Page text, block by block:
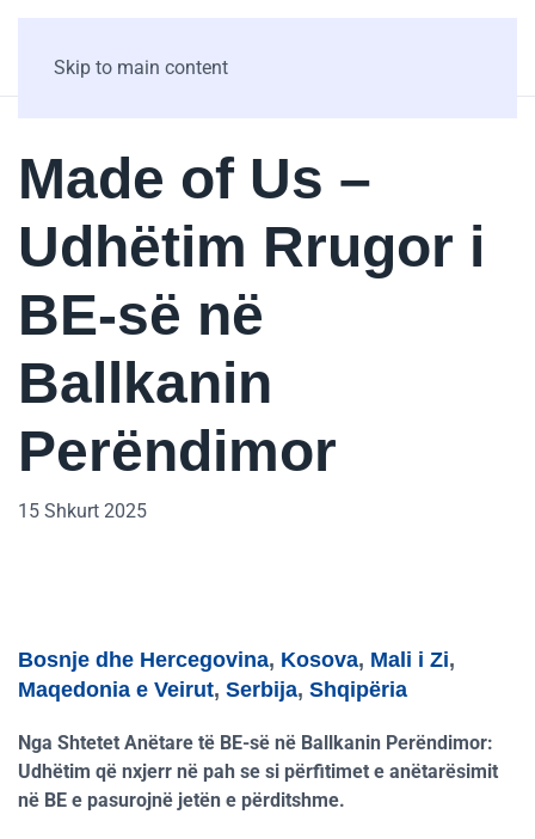
Skip to main content
Made of Us –
Udhëtim Rrugor i
BE-së në
Ballkanin
Perëndimor
15 Shkurt 2025
Bosnje dhe Hercegovina, Kosova, Mali i Zi,
Maqedonia e Veirut, Serbija, Shqipëria
Nga Shtetet Anëtare të BE-së në Ballkanin Perëndimor:
Udhëtim që nxjerr në pah se si përfitimet e anëtarësimit
në BE e pasurojnë jetën e përditshme.